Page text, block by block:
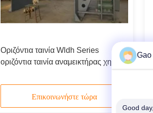
Οριζόντια ταινία Wldh Series
οριζόντια ταινία αναμεικτήρας χημικά
Επικοινωνήστε τώρα
Gao
Good